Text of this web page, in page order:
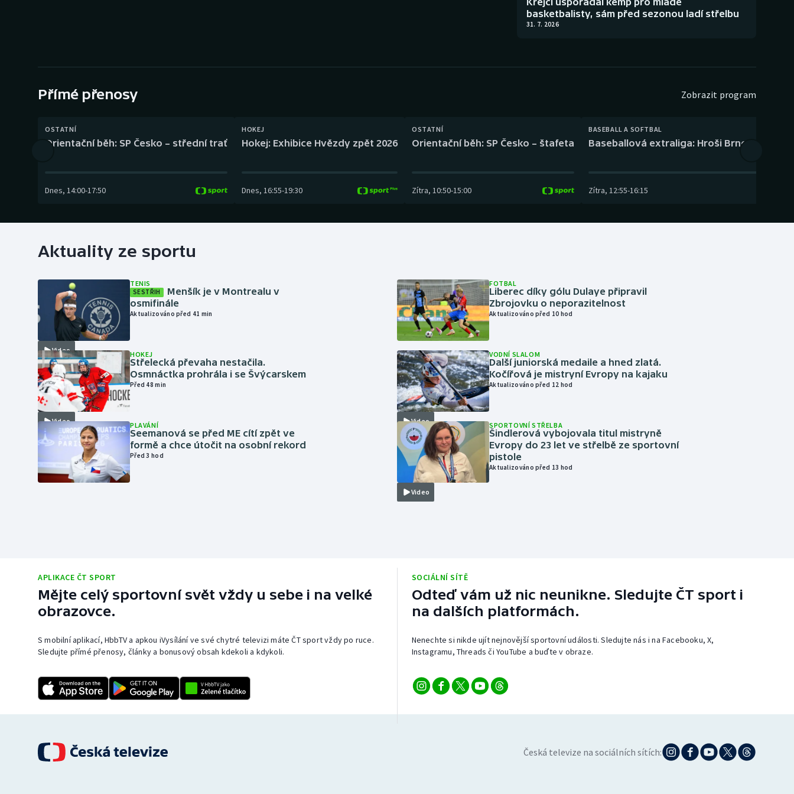
Gymnastika Plážový volejbal
basketbalisty, sám před sezonou ladí střelbu
31. 7. 2026
Přímé přenosy Zobrazit program
OSTATNÍ
Orientační běh: SP Česko – střední trať
Dnes, 14:00-17:50
HOKEJ
Hokej: Exhibice Hvězdy zpět 2026
Dnes, 16:55-19:30
OSTATNÍ
Orientační běh: SP Česko – štafeta
Zítra, 10:50-15:00
BASEBALL A SOFTBAL
Baseballová extraliga: Hroši Brno – Eagles
Zítra, 12:55-16:15
Aktuality ze sportu
Video
TENIS
SESTŘIH
Menšík je v Montrealu v
osmifinále
Aktualizováno před 41 min
Video
HOKEJ
Střelecká převaha nestačila.
Osmnáctka prohrála i se Švýcarskem
Před 48 min
PLAVÁNÍ
Seemanová se před ME cítí zpět ve
formě a chce útočit na osobní rekord
Před 3 hod
FOTBAL
Liberec díky gólu Dulaye připravil
Zbrojovku o neporazitelnost
Aktualizováno před 10 hod
Video
VODNÍ SLALOM
Další juniorská medaile a hned zlatá.
Kočířová je mistryní Evropy na kajaku
Aktualizováno před 12 hod
Video
SPORTOVNÍ STŘELBA
Šindlerová vybojovala titul mistryně
Evropy do 23 let ve střelbě ze sportovní
pistole
Aktualizováno před 13 hod
APLIKACE ČT SPORT
Mějte celý sportovní svět vždy u sebe i na velké
obrazovce.
S mobilní aplikací, HbbTV a apkou iVysílání ve své chytré televizi máte ČT sport vždy po ruce.
Sledujte přímé přenosy, články a bonusový obsah kdekoli a kdykoli.
SOCIÁLNÍ SÍTĚ
Odteď vám už nic neunikne. Sledujte ČT sport i
na dalších platformách.
Nenechte si nikde ujít nejnovější sportovní události. Sledujte nás i na Facebooku, X,
Instagramu, Threads či YouTube a buďte v obraze.
Česká televize na sociálních sítích: